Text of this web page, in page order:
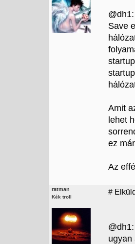
@dh1:
Save
Amit
lehet
ez
Az
ratman
Kék troll
#
ugyan